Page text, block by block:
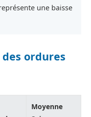
une baisse
ordures
Moyenne